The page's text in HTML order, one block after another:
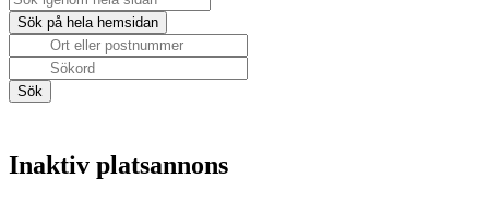
Inaktiv platsannons